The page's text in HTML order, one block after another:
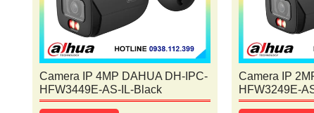
Camera IP 4MP DAHUA DH-IPC-
HFW3449E-AS-IL-Black
Camera IP
HFW3249E-